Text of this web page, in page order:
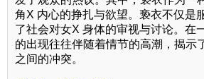
角X 内心的挣扎与欲望。亵衣不仅是
了社会对女X 身体的审视与讨论。在
的出现往往伴随着情节的高潮，揭示
之间的冲突。